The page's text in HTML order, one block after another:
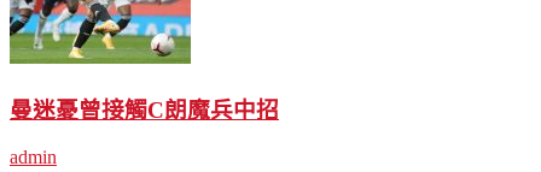
曼迷憂曾接觸C朗魔兵中招
admin